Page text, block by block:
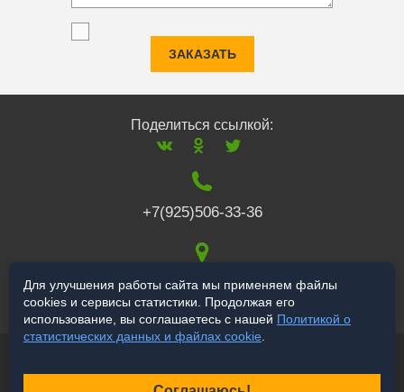
ЗАКАЗАТЬ
Поделиться ссылкой:
+7(925)506-33-36
117519,г. Москва,
Варшавское ш., 132
Продвижение сайта
Для улучшения работы сайта мы применяем файлы
cookies и сервисы статистики. Продолжая его
использование, вы соглашаетесь с нашей Политикой о
статистических данных и файлах cookie